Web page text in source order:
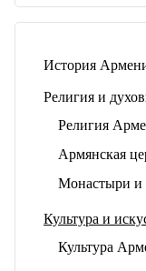
История
Религия и
Религия
Армянская
Монастыри и
Культура и
Культура